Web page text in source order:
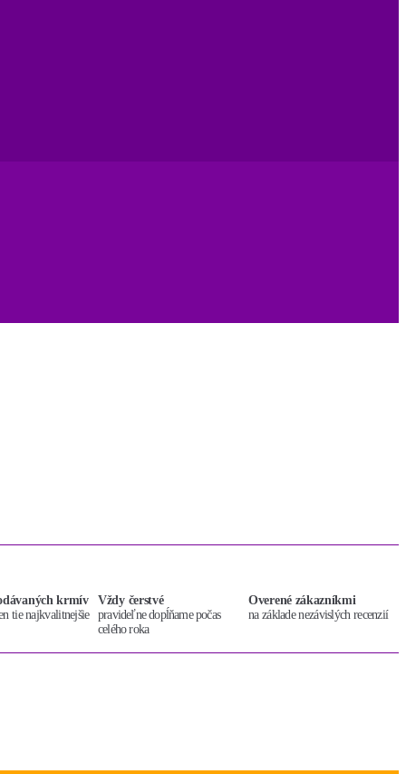
krmív
tie najkvalitnejšie
Vždy čerstvé
pravideľne dopĺňame počas
celého roka
Overené zákazníkmi
na základe nezávislých recenzií